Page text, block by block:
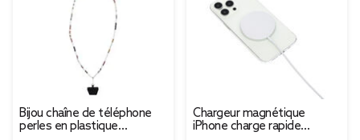
Bijou chaîne de téléphone
perles en plastique
Chargeur magnétique
iPhone charge rapide